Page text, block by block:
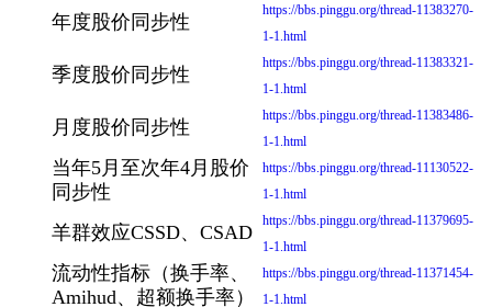
年度股价同步性
https://bbs.pinggu.org/thread-11383270-
1-1.html
季度股价同步性
https://bbs.pinggu.org/thread-11383321-
1-1.html
月度股价同步性
https://bbs.pinggu.org/thread-11383486-
1-1.html
当年5月至次年4月股价
同步性
https://bbs.pinggu.org/thread-11130522-
1-1.html
羊群效应CSSD、CSAD
https://bbs.pinggu.org/thread-11379695-
1-1.html
流动性指标（换手率、
Amihud、超额换手率）
https://bbs.pinggu.org/thread-11371454-
1-1.html